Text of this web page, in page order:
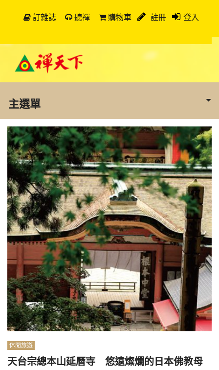
訂雜誌 聽禪 購物車 註冊 登入
主選單
休閒旅遊
天台宗總本山延曆寺 悠遠燦爛的日本佛教母